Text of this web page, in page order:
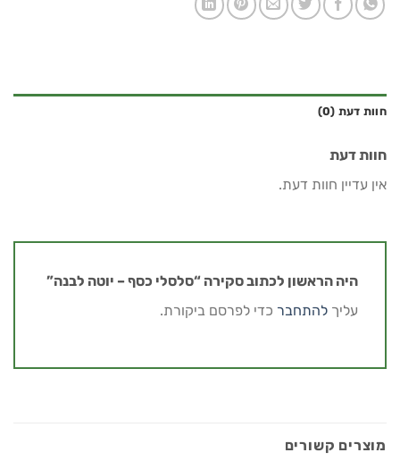
חוות דעת (0)
חוות דעת
אין עדיין חוות דעת.
היה הראשון לכתוב סקירה “סלסלי כסף – יוטה לבנה”
עליך להתחבר כדי לפרסם ביקורת.
מוצרים קשורים